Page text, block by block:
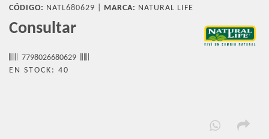
CÓDIGO: NATL680629 | MARCA: NATURAL LIFE
Consultar
7798026680629
EN STOCK: 40